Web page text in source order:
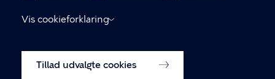
Vis cookieforklaring
Tillad udvalgte cookies
Tilmeld dig vores nyhedsbrev
Cookiepolitik